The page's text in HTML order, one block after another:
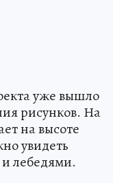
уже вышло
рисунков. На
на высоте
увидеть
лебедями.